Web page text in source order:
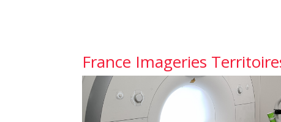
France Imageries